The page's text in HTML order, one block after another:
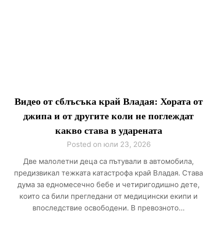
Видео от сблъсъка край Владая: Хората от
джипа и от другите коли не поглеждат
какво става в ударената
Posted on юли 23, 2026
Две малолетни деца са пътували в автомобила,
предизвикал тежката катастрофа край Владая. Става
дума за едномесечно бебе и четиригодишно дете,
които са били прегледани от медицински екипи и
впоследствие освободени. В превозното…